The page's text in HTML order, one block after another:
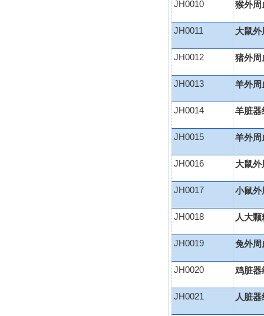
JH0010 猴外周
JH0011 大鼠
JH0012 猪外周
JH0013 羊外周
JH0014 羊脏器
JH0015 羊外周
JH0016 大鼠
JH0017 小鼠外
JH0018 人大
JH0019 兔外周
JH0020 鸡脏器
JH0021 人脏